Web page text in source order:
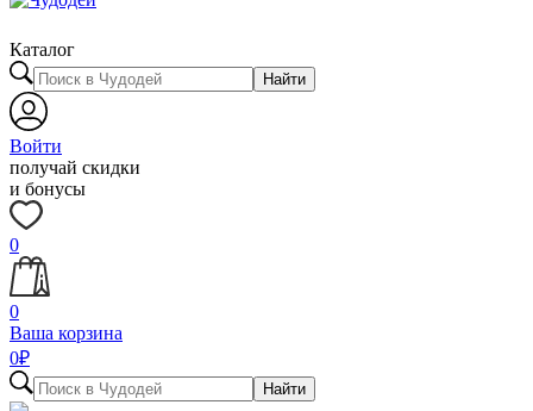
Каталог
Найти
Войти
получай скидки
и бонусы
0
0
Ваша корзина
0₽
Найти